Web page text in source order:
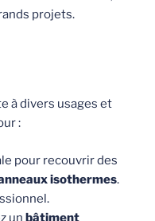
projets.
à divers usages et
:
pour recouvrir des
isothermes.
un bâtiment